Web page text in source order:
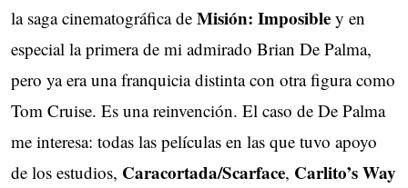
la saga cinematográfica de Misión: Imposible y en
especial la primera de mi admirado Brian De Palma,
pero ya era una franquicia distinta con otra figura como
Tom Cruise. Es una reinvención. El caso de De Palma
me interesa: todas las películas en las que tuvo apoyo
de los estudios, Caracortada/Scarface, Carlito’s Way